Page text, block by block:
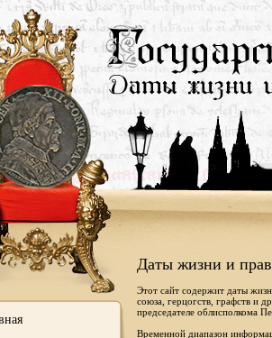
Даты жизни и
Этот сайт содержит даты
союза, герцогств, графств и
председателе облисполкома
Временной диапазон